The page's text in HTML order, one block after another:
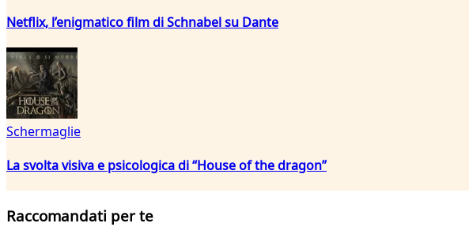
Netflix, l’enigmatico film di Schnabel su Dante
Schermaglie
La svolta visiva e psicologica di “House of the dragon”
Raccomandati per te